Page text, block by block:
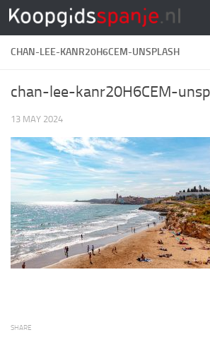
Doorgaan naar inhoud
CHAN-LEE-KANR20H6CEM-UNSPLASH
chan-lee-kanr20H6CEM-
13 MAY 2024
SHARE